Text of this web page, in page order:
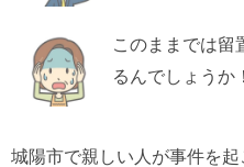
このままでは留
るんでしょうか
城陽市で親しい人が事件を